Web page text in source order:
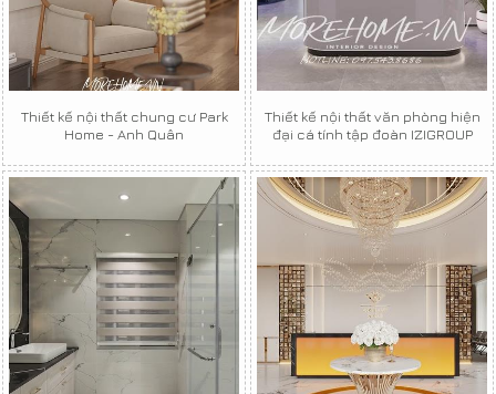
Thiết kế nội thất chung cư Park
Home - Anh Quân
Thiết kế nội thất văn phòng hiện
đại cá tính tập đoàn IZIGROUP